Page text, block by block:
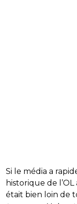
Si le média a
historique de
était bien loin de